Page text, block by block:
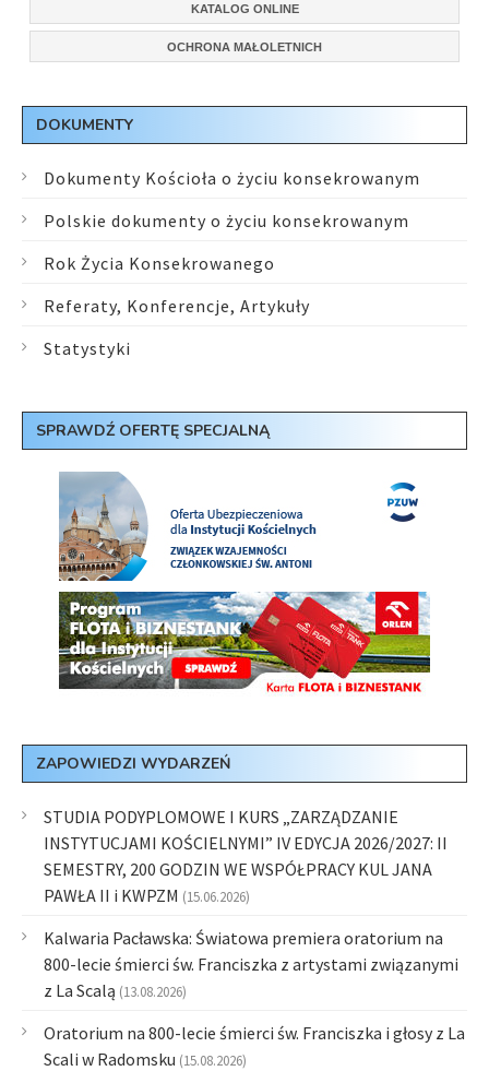
KATALOG ONLINE
OCHRONA MAŁOLETNICH
DOKUMENTY
Dokumenty Kościoła o życiu konsekrowanym
Polskie dokumenty o życiu konsekrowanym
Rok Życia Konsekrowanego
Referaty, Konferencje, Artykuły
Statystyki
SPRAWDŹ OFERTĘ SPECJALNĄ
ZAPOWIEDZI WYDARZEŃ
STUDIA PODYPLOMOWE I KURS „ZARZĄDZANIE
INSTYTUCJAMI KOŚCIELNYMI” IV EDYCJA 2026/2027: II
SEMESTRY, 200 GODZIN WE WSPÓŁPRACY KUL JANA
PAWŁA II i KWPZM (15.06.2026)
Kalwaria Pacławska: Światowa premiera oratorium na
800-lecie śmierci św. Franciszka z artystami związanymi
z La Scalą (13.08.2026)
Oratorium na 800-lecie śmierci św. Franciszka i głosy z La
Scali w Radomsku (15.08.2026)